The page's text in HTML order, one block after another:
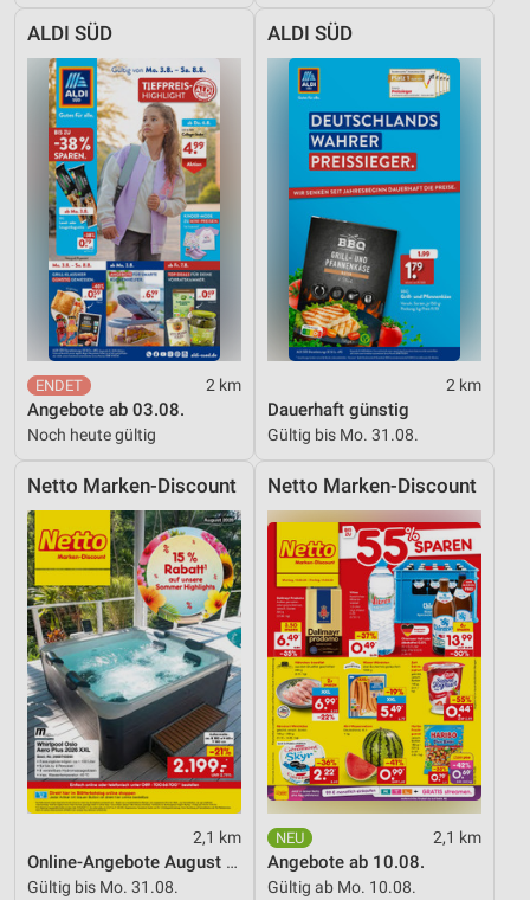
ALDI SÜD
2 km
Angebote ab 03.08.
Noch heute gültig
ALDI SÜD
2 km
Dauerhaft günstig
Gültig bis Mo. 31.08.
Netto Marken-Discount
2,1 km
Online-Angebote August 2026
Gültig bis Mo. 31.08.
Netto Marken-Discount
2,1 km
Angebote ab 10.08.
Gültig ab Mo. 10.08.